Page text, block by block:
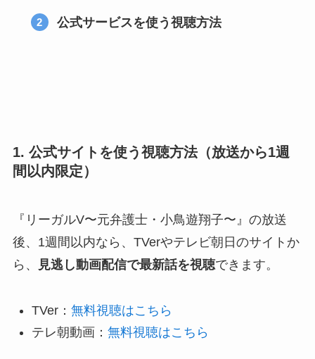
公式サービスを使う視聴方法
1. 公式サイトを使う視聴方法（放送から1週
間以内限定）
『リーガルV〜元弁護士・小鳥遊翔子〜』の放送
後、1週間以内なら、TVerやテレビ朝日のサイトか
ら、
見逃し動画配信で最新話を視聴できます。
TVer： 無料視聴はこちら
テレ朝動画： 無料視聴はこちら